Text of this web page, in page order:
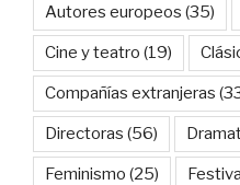
Autores europeos (35)
Cine y teatro (19)
Compañías extranjeras
Directoras (56)
Feminismo (25)